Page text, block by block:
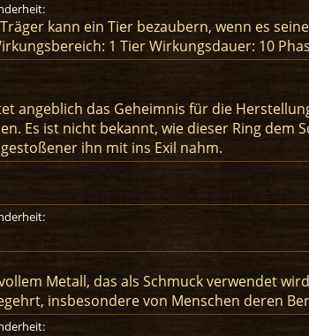
kann ein Tier bezaubern, wenn es
1 Tier Wirkungsdauer: 10
angeblich das Geheimnis für die
Es ist nicht bekannt, wie dieser Ring dem
ihn mit ins Exil nahm.
Metall, das als Schmuck verwendet
insbesondere von Menschen deren